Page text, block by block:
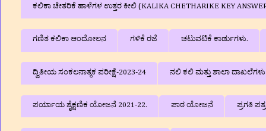
ಕಲಿಕಾ ಚೇತರಿಕೆ ಹಾಳೆಗಳ ಉತ್ತರ ಕೀಲಿ (KALIKA CHETHARIKE KEY
ಗಣಿತ ಕಲಿಕಾ ಆಂದೋಲನ ಗಳಿಕೆ ರಜೆ ಚಟುವಟಿಕೆ ಕಾರ್ಡುಗಳು.
ದ್ವಿತೀಯ ಸಂಕಲನಾತ್ಮಕ ಪರೀಕ್ಷೆ-2023-24 ನಲಿ ಕಲಿ ಮತ್ತು ಶಾಲಾ ದಾಖಲೆಗಳು
ಪರ್ಯಾಯ ಶೈಕ್ಷಣಿಕ ಯೋಜನೆ 2021-22. ಪಾಠ ಯೋಜನೆ ಪ್ರಗತಿ